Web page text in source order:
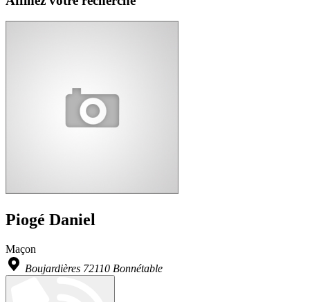
Piogé Daniel
Maçon
Boujardières 72110 Bonnétable